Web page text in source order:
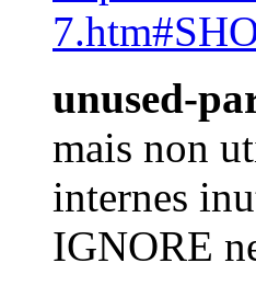
unused-
mais non
internes
IGNORE